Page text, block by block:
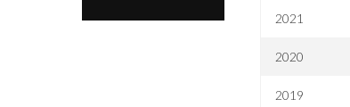
2021
2020
2019